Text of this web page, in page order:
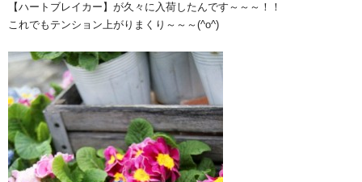
【ハートブレイカー】が久々に入荷したんです～～～！！
これでもテンション上がりまくり～～～(^o^)